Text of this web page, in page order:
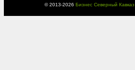
© 2013-2026 Бизнес Северный Кавказ